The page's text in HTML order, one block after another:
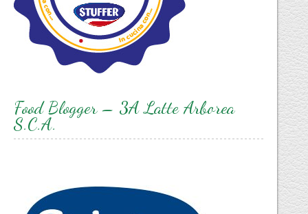
Food Blogger – 3A Latte Arborea
S.C.A.